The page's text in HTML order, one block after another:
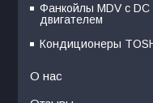
Фанкойлы MDV c DC
двигателем
Кондиционеры
О нас